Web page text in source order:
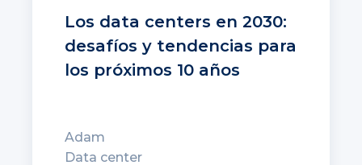
Los data centers en 2030:
desafíos y tendencias para
los próximos 10 años
Adam
Data center